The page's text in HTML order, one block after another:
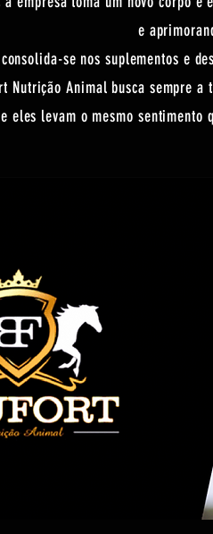
e
consolida-se nos suplementos e
Nutrição Animal busca sempre
eles levam o mesmo sentimento